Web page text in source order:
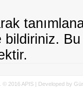
bildiriniz.
© 2016 APIS | Developed by